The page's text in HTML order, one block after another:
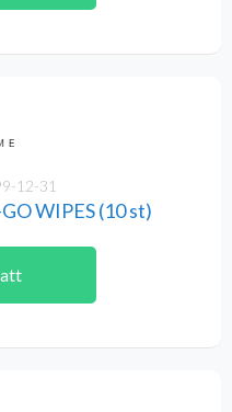
12-31
WIPES (10 st)